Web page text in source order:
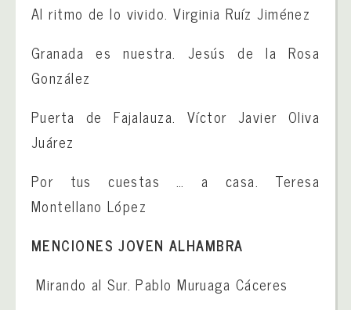
Al ritmo de lo vivido. Virginia Ruíz Jiménez
Granada es nuestra. Jesús de la Rosa
González
Puerta de Fajalauza. Víctor Javier Oliva
Juárez
Por tus cuestas … a casa. Teresa
Montellano López
MENCIONES JOVEN ALHAMBRA
Mirando al Sur. Pablo Muruaga Cáceres